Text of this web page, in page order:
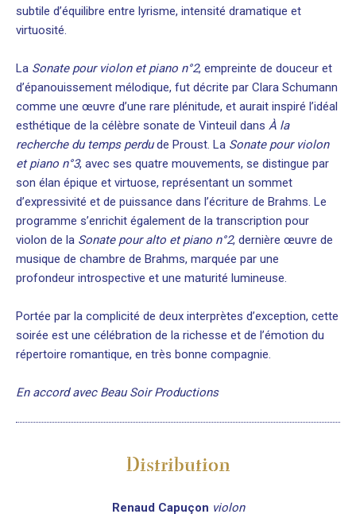
subtile d’équilibre entre lyrisme, intensité dramatique et
virtuosité.
La Sonate pour violon et piano n°2, empreinte de douceur et
d’épanouissement mélodique, fut décrite par Clara Schumann
comme une œuvre d’une rare plénitude, et aurait inspiré l’idéal
esthétique de la célèbre sonate de Vinteuil dans À la
recherche du temps perdude Proust. La Sonate pour violon
et piano n°3, avec ses quatre mouvements, se distingue par
son élan épique et virtuose, représentant un sommet
d’expressivité et de puissance dans l’écriture de Brahms. Le
programme s’enrichit également de la transcription pour
violon de la Sonate pour alto et piano n°2, dernière œuvre de
musique de chambre de Brahms, marquée par une
profondeur introspective et une maturité lumineuse.
Portée par la complicité de deux interprètes d’exception, cette
soirée est une célébration de la richesse et de l’émotion du
répertoire romantique, en très bonne compagnie.
En accord avec Beau Soir Productions
Distribution
Renaud Capuçon violon